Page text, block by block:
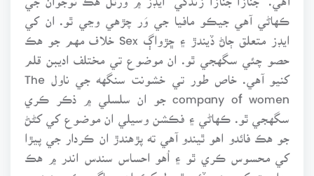
ڪهاڻي آهي جيڪو مافيا جي وَر چڙهي وڃي ٿو. ان کي
ايڊز متعلق ڄاڻ ڏيندڙ ۽ ڇڙواڳ Sex خلاف مهم جو هڪ
حصو چئي سگهجي ٿو. ان موضوع تي مختلف اديبن قلم
company of women جو ان سلسلي ۾ ذڪر ڪري
سگهجي ٿو. ڪهاڻي ۽ فڪشن وسيلي ان موضوع کي کڻڻ
جو هڪ فائدو اهو ٿيندو آهي ته پڙهندڙ ان ڪردار جي پيڙا
کي محسوس ڪري ٿو ۽ اُهو احساس سندس اندر ۾ هڪ
مزاحمت کي جنم ڏئي ٿو، ليکڪ اهو ساڳيو ڪم پنهنجي